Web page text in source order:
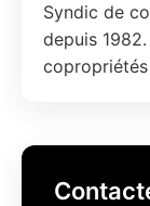
Syndic de
depuis